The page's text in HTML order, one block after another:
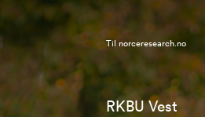
Til norceresearch.no
RKBU Vest